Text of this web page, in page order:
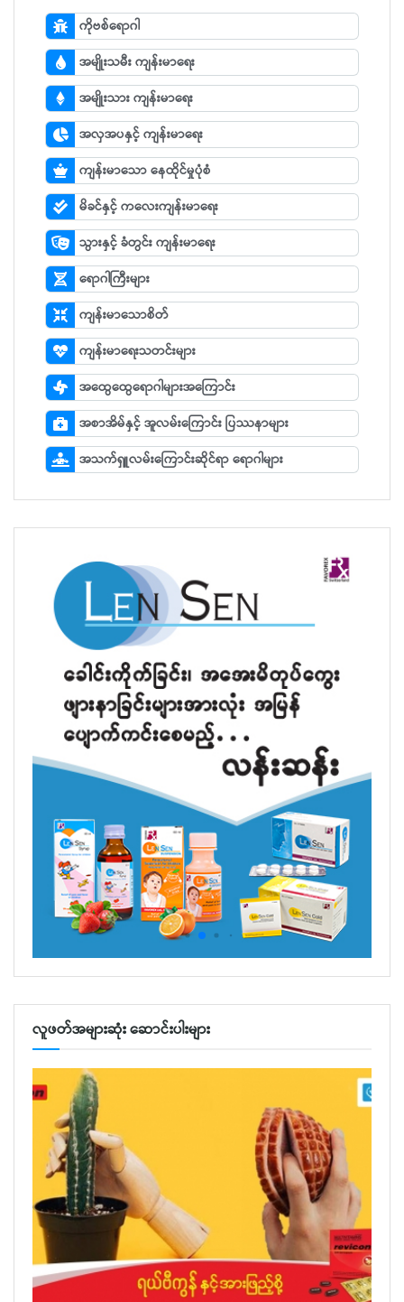
ကိုဗစ်ရောဂါ
အမျိုးသမီး ကျန်းမာရေး
အမျိုးသား ကျန်းမာရေး
အလှအပနှင့် ကျန်းမာရေး
ကျန်းမာသော နေထိုင်မှုပုံစံ
မိခင်နှင့် ကလေးကျန်းမာရေး
သွားနှင့် ခံတွင်း ကျန်းမာရေး
ရောဂါကြီးများ
ကျန်းမာသောစိတ်
ကျန်းမာရေးသတင်းများ
အထွေထွေရောဂါများအကြောင်း
အစာအိမ်နှင့် အူလမ်းကြောင်း ပြဿနာများ
အသက်ရှူလမ်းကြောင်းဆိုင်ရာ ရောဂါများ
လူဖတ်အများဆုံး ဆောင်းပါးများ